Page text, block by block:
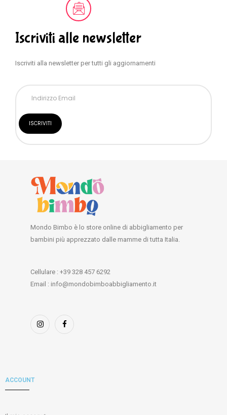
Iscriviti alle newsletter
Iscriviti alla newsletter per tutti gli aggiornamenti
Mondo Bimbo è lo store online di abbigliamento per
bambini più apprezzato dalle mamme di tutta Italia.
Cellulare : +39 328 457 6292
Email : info@mondobimboabbigliamento.it
ACCOUNT